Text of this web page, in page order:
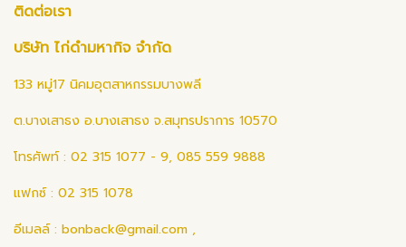
ติดต่อเรา
บริษัท ไก่ดำมหากิจ จำกัด
133 หมู่17 นิคมอุตสาหกรรมบางพลี
ต.บางเสาธง อ.บางเสาธง จ.สมุทรปราการ 10570
โทรศัพท์ : 02 315 1077 - 9, 085 559 9888
แฟกซ์ : 02 315 1078
อีเมลล์ : bonback@gmail.com ,